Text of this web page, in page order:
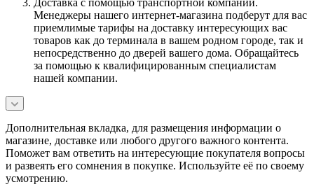
Менеджеры нашего интернет-магазина подберут для вас
приемлимые тарифы на доставку интересующих вас
товаров как до терминала в вашем родном городе, так и
непосредственно до дверей вашего дома. Обращайтесь
за помощью к квалифицированным специалистам
нашей компании.
Дополнительная вкладка, для размещения информации о
магазине, доставке или любого другого важного контента.
Поможет вам ответить на интересующие покупателя вопросы
и развеять его сомнения в покупке. Используйте её по своему
усмотрению.